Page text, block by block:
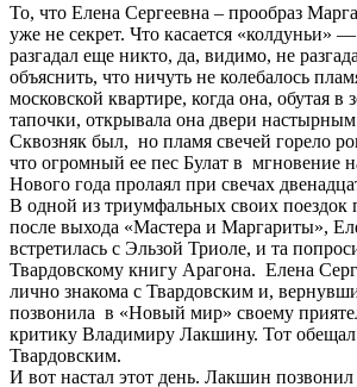
То, что Елена Сергеевна – прообраз
уже не секрет. Что касается «колдуньи»
разгадал еще никто, да, видимо, не
объяснить, что ничуть не колебалось
московской квартире, когда она, обутая в
тапочки, открывала она двери настырным
Сквозняк был, но пламя свечей горело
что огромный ее пес Булат в мгновение
Нового года пролаял при свечах
В одной из триумфальных своих поездок
после выхода «Мастера и Маргариты»,
встретилась с Эльзой Триоле, и та
Твардовскому книгу Арагона. Елена
лично знакома с Твардовским и,
позвонила в «Новый мир» своему
критику Владимиру Лакшину. Тот обещал
Твардовским.
И вот настал этот день. Лакшин